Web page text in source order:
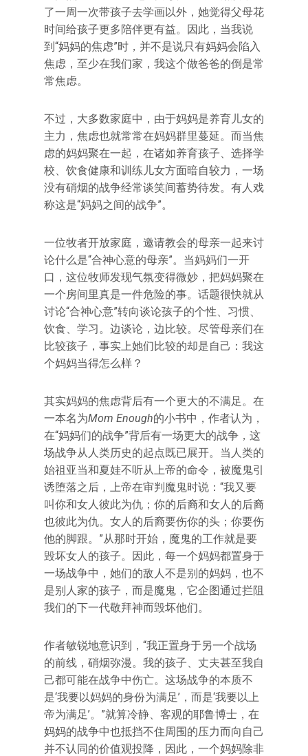
了一周一次带孩子去学画以外，她觉得父母花
时间给孩子更多陪伴更有益。因此，当我说
到“妈妈的焦虑”时，并不是说只有妈妈会陷入
焦虑，至少在我们家，我这个做爸爸的倒是常
常焦虑。
不过，大多数家庭中，由于妈妈是养育儿女的
主力，焦虑也就常常在妈妈群里蔓延。而当焦
虑的妈妈聚在一起，在诸如养育孩子、选择学
校、饮食健康和训练儿女方面暗自较力，一场
没有硝烟的战争经常谈笑间蓄势待发。有人戏
称这是“妈妈之间的战争”。
一位牧者开放家庭，邀请教会的母亲一起来讨
论什么是“合神心意的母亲”。当妈妈们一开
口，这位牧师发现气氛变得微妙，把妈妈聚在
一个房间里真是一件危险的事。话题很快就从
讨论“合神心意”转向谈论孩子的个性、习惯、
饮食、学习。边谈论，边比较。尽管母亲们在
比较孩子，事实上她们比较的却是自己：我这
个妈妈当得怎么样？
其实妈妈的焦虑背后有一个更大的不满足。在
一本名为Mom Enough的小书中，作者认为，
在“妈妈们的战争”背后有一场更大的战争，这
场战争从人类历史的起点既已展开。当人类的
始祖亚当和夏娃不听从上帝的命令，被魔鬼引
诱堕落之后，上帝在审判魔鬼时说：“我又要
叫你和女人彼此为仇；你的后裔和女人的后裔
也彼此为仇。女人的后裔要伤你的头；你要伤
他的脚跟。”从那时开始，魔鬼的工作就是要
毁坏女人的孩子。因此，每一个妈妈都置身于
一场战争中，她们的敌人不是别的妈妈，也不
是别人家的孩子，而是魔鬼，它企图通过拦阻
我们的下一代敬拜神而毁坏他们。
作者敏锐地意识到，“我正置身于另一个战场
的前线，硝烟弥漫。我的孩子、丈夫甚至我自
己都可能在战争中伤亡。这场战争的本质不
是‘我要以妈妈的身份为满足’，而是‘我要以上
帝为满足’。”就算冷静、客观的耶鲁博士，在
妈妈的战争中也抵挡不住周围的压力而向自己
并不认同的价值观投降，因此，一个妈妈除非